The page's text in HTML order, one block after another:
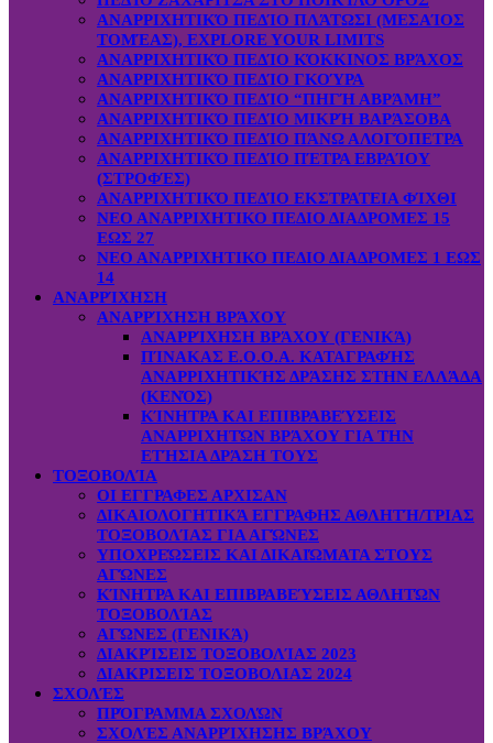
ΑΝΑΡΡΙΧΗΤΙΚΌ ΠΕΔΊΟ ΠΛΆΤΩΣΙ (ΜΕΣΑΊΟΣ
ΤΟΜΈΑΣ), EXPLORE YOUR LIMITS
ΑΝΑΡΡΙΧΗΤΙΚΌ ΠΕΔΊΟ ΚΌΚΚΙΝΟΣ ΒΡΆΧΟΣ
ΑΝΑΡΡΙΧΗΤΙΚΌ ΠΕΔΊΟ ΓΚΟΎΡΑ
ΑΝΑΡΡΙΧΗΤΙΚΌ ΠΕΔΊΟ “ΠΗΓΉ ΑΒΡΆΜΗ”
ΑΝΑΡΡΙΧΗΤΙΚΌ ΠΕΔΊΟ ΜΙΚΡΉ ΒΑΡΆΣΟΒΑ
ΑΝΑΡΡΙΧΗΤΙΚΌ ΠΕΔΊΟ ΠΆΝΩ ΑΛΟΓΌΠΕΤΡΑ
ΑΝΑΡΡΙΧΗΤΙΚΌ ΠΕΔΊΟ ΠΈΤΡΑ ΕΒΡΑΊΟΥ
(ΣΤΡΟΦΈΣ)
ΑΝΑΡΡΙΧΗΤΙΚΌ ΠΕΔΊΟ ΕΚΣΤΡΑΤΕΙΑ ΦΊΧΘΙ
ΝΕΟ ΑΝΑΡΡΙΧΗΤΙΚΟ ΠΕΔΙΟ ΔΙΑΔΡΟΜΕΣ 15
ΕΩΣ 27
ΝΕΟ ΑΝΑΡΡΙΧΗΤΙΚΟ ΠΕΔΙΟ ΔΙΑΔΡΟΜΕΣ 1 ΕΩΣ
14
ΑΝΑΡΡΊΧΗΣΗ
ΑΝΑΡΡΊΧΗΣΗ ΒΡΆΧΟΥ
ΑΝΑΡΡΊΧΗΣΗ ΒΡΆΧΟΥ (ΓΕΝΙΚΆ)
ΠΊΝΑΚΑΣ Ε.Ο.Ο.Α. ΚΑΤΑΓΡΑΦΉΣ
ΑΝΑΡΡΙΧΗΤΙΚΉΣ ΔΡΆΣΗΣ ΣΤΗΝ ΕΛΛΆΔΑ
(ΚΕΝΌΣ)
ΚΊΝΗΤΡΑ ΚΑΙ ΕΠΙΒΡΑΒΕΎΣΕΙΣ
ΑΝΑΡΡΙΧΗΤΏΝ ΒΡΆΧΟΥ ΓΙΑ ΤΗΝ
ΕΤΉΣΙΑ ΔΡΆΣΗ ΤΟΥΣ
ΤΟΞΟΒΟΛΊΑ
ΟΙ ΕΓΓΡΑΦΕΣ ΑΡΧΙΣΑΝ
ΔΙΚΑΙΟΛΟΓΗΤΙΚΆ ΕΓΓΡΑΦΗΣ ΑΘΛΗΤΉ/ΤΡΙΑΣ
ΤΟΞΟΒΟΛΊΑΣ ΓΙΑ ΑΓΏΝΕΣ
ΥΠΟΧΡΕΏΣΕΙΣ ΚΑΙ ΔΙΚΑΙΏΜΑΤΑ ΣΤΟΥΣ
ΑΓΏΝΕΣ
ΚΊΝΗΤΡΑ ΚΑΙ ΕΠΙΒΡΑΒΕΎΣΕΙΣ ΑΘΛΗΤΏΝ
ΤΟΞΟΒΟΛΊΑΣ
ΑΓΏΝΕΣ (ΓΕΝΙΚΆ)
ΔΙΑΚΡΊΣΕΙΣ ΤΟΞΟΒΟΛΊΑΣ 2023
ΔΙΑΚΡΙΣΕΙΣ ΤΟΞΟΒΟΛΙΑΣ 2024
ΣΧΟΛΈΣ
ΠΡΌΓΡΑΜΜΑ ΣΧΟΛΏΝ
ΣΧΟΛΈΣ ΑΝΑΡΡΊΧΗΣΗΣ ΒΡΆΧΟΥ